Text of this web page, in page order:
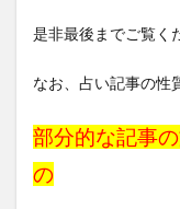
是非最後までご覧く
なお、占い記事の性
部分的な記事
の